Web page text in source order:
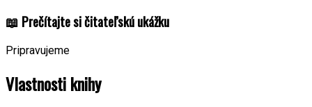
📖 Prečítajte si čitateľskú ukážku
Pripravujeme
Vlastnosti knihy